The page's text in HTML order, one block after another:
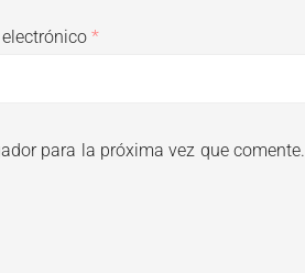
electrónico*
para la próxima vez que comente.